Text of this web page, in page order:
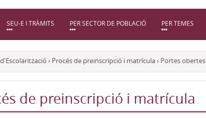
SEU-E I TRÀMITS PER SECTOR DE POBLACIÓ PER TEMES
› Procés de preinscripció i matrícula› Portes obertes
de preinscripció i matrícula